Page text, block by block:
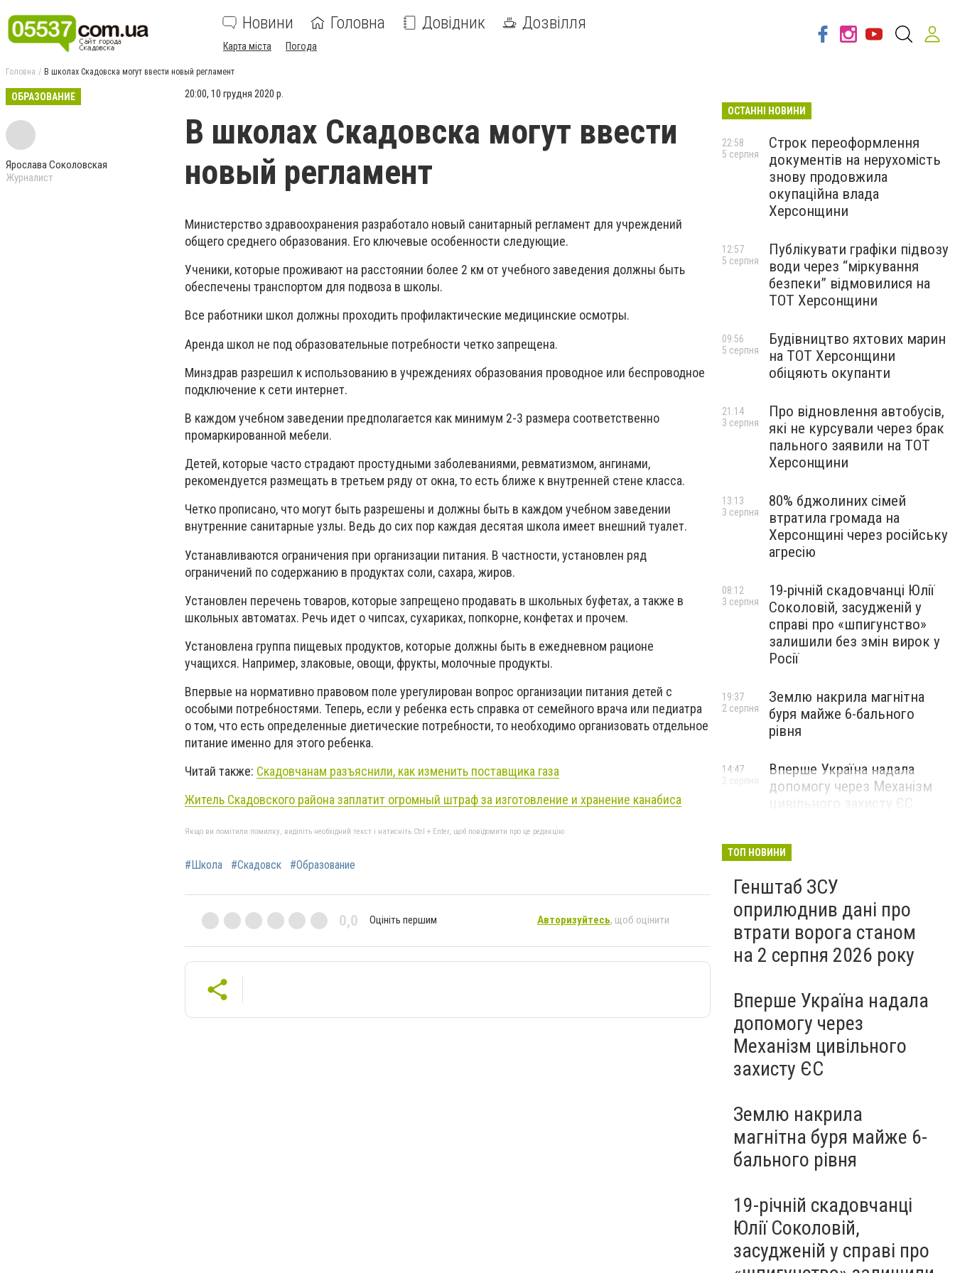
Новини Головна Довідник Дозвілля
Карта міста Погода
Головна В школах Скадовска могут ввести новый регламент
ОБРАЗОВАНИЕ
Ярослава Соколовская
Журналист
20:00, 10 грудня 2020 р.
В школах Скадовска могут ввести
новый регламент
Министерство здравоохранения разработало новый санитарный регламент для учреждений
общего среднего образования. Его ключевые особенности следующие.
Ученики, которые проживают на расстоянии более 2 км от учебного заведения должны быть
обеспечены транспортом для подвоза в школы.
Все работники школ должны проходить профилактические медицинские осмотры.
Аренда школ не под образовательные потребности четко запрещена.
Минздрав разрешил к использованию в учреждениях образования проводное или беспроводное
подключение к сети интернет.
В каждом учебном заведении предполагается как минимум 2-3 размера соответственно
промаркированной мебели.
Детей, которые часто страдают простудными заболеваниями, ревматизмом, ангинами,
рекомендуется размещать в третьем ряду от окна, то есть ближе к внутренней стене класса.
Четко прописано, что могут быть разрешены и должны быть в каждом учебном заведении
внутренние санитарные узлы. Ведь до сих пор каждая десятая школа имеет внешний туалет.
Устанавливаются ограничения при организации питания. В частности, установлен ряд
ограничений по содержанию в продуктах соли, сахара, жиров.
Установлен перечень товаров, которые запрещено продавать в школьных буфетах, а также в
школьных автоматах. Речь идет о чипсах, сухариках, попкорне, конфетах и прочем.
Установлена ​​группа пищевых продуктов, которые должны быть в ежедневном рационе
учащихся. Например, злаковые, овощи, фрукты, молочные продукты.
Впервые на нормативно правовом поле урегулирован вопрос организации питания детей с
особыми потребностями. Теперь, если у ребенка есть справка от семейного врача или педиатра
о том, что есть определенные диетические потребности, то необходимо организовать отдельное
питание именно для этого ребенка.
Читай также: Скадовчанам разъяснили, как изменить поставщика газа
Житель Скадовского района заплатит огромный штраф за изготовление и хранение канабиса
Якщо ви помітили помилку, виділіть необхідний текст і натисніть Ctrl + Enter, щоб повідомити про це редакцію
#Школа #Скадовск #Образование
0,0 Оцініть першим Авторизуйтесь, щоб оцінити
ОСТАННІ НОВИНИ
Строк переоформлення
документів на нерухомість
знову продовжила
окупаційна влада
Херсонщини
22:58
5 серпня
Публікувати графіки підвозу
води через “міркування
безпеки” відмовилися на
ТОТ Херсонщини
12:57
5 серпня
Будівництво яхтових марин
на ТОТ Херсонщини
обіцяють окупанти
09:56
5 серпня
Про відновлення автобусів,
які не курсували через брак
пального заявили на ТОТ
Херсонщини
21:14
3 серпня
80% бджолиних сімей
втратила громада на
Херсонщині через російську
агресію
13:13
3 серпня
19-річній скадовчанці Юлії
Соколовій, засудженій у
справі про «шпигунство»
залишили без змін вирок у
Росії
08:12
3 серпня
Землю накрила магнітна
буря майже 6-бального
рівня
19:37
2 серпня
Вперше Україна надала
допомогу через Механізм
цивільного захисту ЄС
14:47
2 серпня
ТОП НОВИНИ
Генштаб ЗСУ
оприлюднив дані про
втрати ворога станом
на 2 серпня 2026 року
Вперше Україна надала
допомогу через
Механізм цивільного
захисту ЄС
Землю накрила
магнітна буря майже 6-
бального рівня
19-річній скадовчанці
Юлії Соколовій,
засудженій у справі про